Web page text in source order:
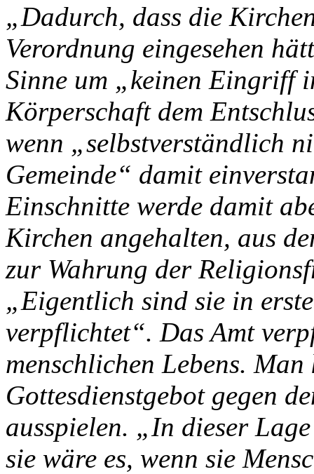
„Dadurch, dass die
Verordnung eingesehen
Sinne um „keinen Eingriff
Körperschaft dem
wenn „selbstverständlich
Gemeinde“ damit
Einschnitte werde damit
Kirchen angehalten, aus
zur Wahrung der
„Eigentlich sind sie in
verpflichtet“. Das Amt
menschlichen Lebens.
Gottesdienstgebot gegen
ausspielen. „In dieser
sie wäre es, wenn sie